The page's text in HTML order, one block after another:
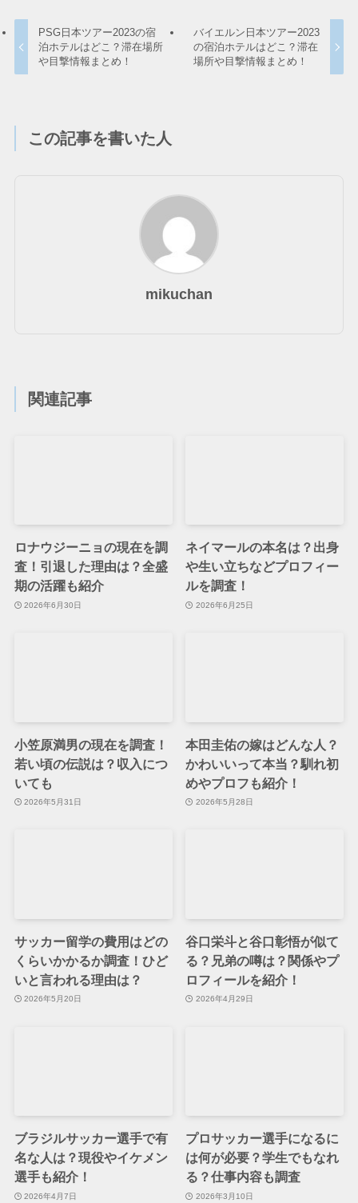
PSG日本ツアー2023の宿
泊ホテルはどこ？滞在場所
や目撃情報まとめ！
バイエルン日本ツアー2023
の宿泊ホテルはどこ？滞在
場所や目撃情報まとめ！
この記事を書いた人
mikuchan
関連記事
ロナウジーニョの現在を調
査！引退した理由は？全盛
期の活躍も紹介
2026年6月30日
ネイマールの本名は？出身
や生い立ちなどプロフィー
ルを調査！
2026年6月25日
小笠原満男の現在を調査！
若い頃の伝説は？収入につ
いても
2026年5月31日
本田圭佑の嫁はどんな人？
かわいいって本当？馴れ初
めやプロフも紹介！
2026年5月28日
サッカー留学の費用はどの
くらいかかるか調査！ひど
いと言われる理由は？
2026年5月20日
谷口栄斗と谷口彰悟が似て
る？兄弟の噂は？関係やプ
ロフィールを紹介！
2026年4月29日
ブラジルサッカー選手で有
名な人は？現役やイケメン
選手も紹介！
2026年4月7日
プロサッカー選手になるに
は何が必要？学生でもなれ
る？仕事内容も調査
2026年3月10日